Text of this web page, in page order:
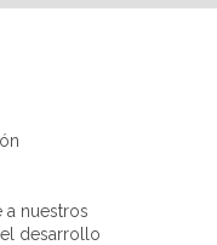
nuestros
desarrollo